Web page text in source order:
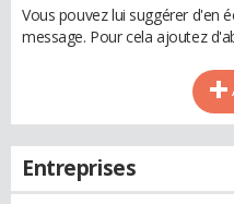
Vous pouvez lui suggérer d'en
message. Pour cela ajoutez
Entreprises